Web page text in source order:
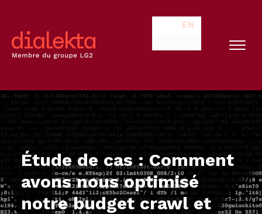
EN
Étude de cas : Comment
avons nous optimisé
notre budget crawl et